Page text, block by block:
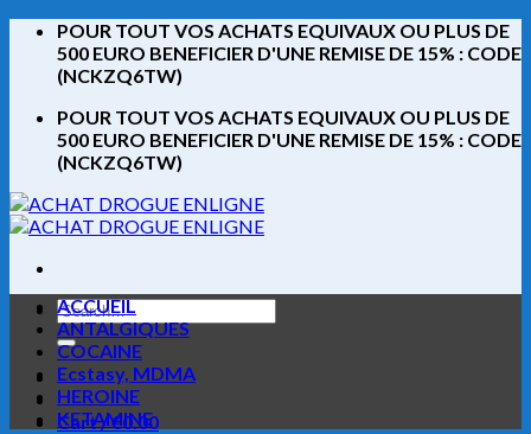
Skip
content
POUR TOUT VOS ACHATS EQUIVAUX OU PLUS DE
500 EURO BENEFICIER D'UNE REMISE DE 15% : CODE
(NCKZQ6TW)
POUR TOUT VOS ACHATS EQUIVAUX OU PLUS DE
500 EURO BENEFICIER D'UNE REMISE DE 15% : CODE
(NCKZQ6TW)
Search
for:
Cart /€0.00
ACCUEIL
ANTALGIQUES
COCAINE
Ecstasy, MDMA
HEROINE
KETAMINE